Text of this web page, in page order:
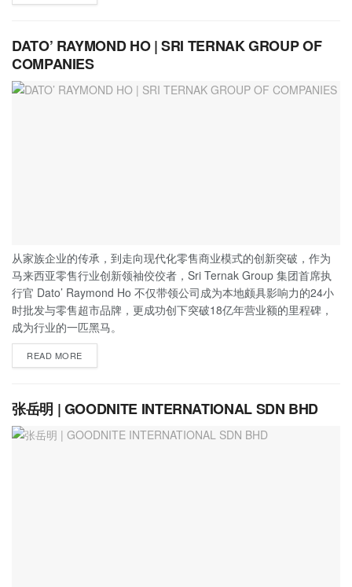
DATO’ RAYMOND HO | SRI TERNAK GROUP OF
COMPANIES
从家族企业的传承，到走向现代化零售商业模式的创新突破，作为
马来西亚零售行业创新领袖佼佼者，Sri Ternak Group 集团首席执
行官 Dato’ Raymond Ho 不仅带领公司成为本地颇具影响力的24小
时批发与零售超市品牌，更成功创下突破18亿年营业额的里程碑，
成为行业的一匹黑马。
READ MORE
张岳明 | GOODNITE INTERNATIONAL SDN BHD